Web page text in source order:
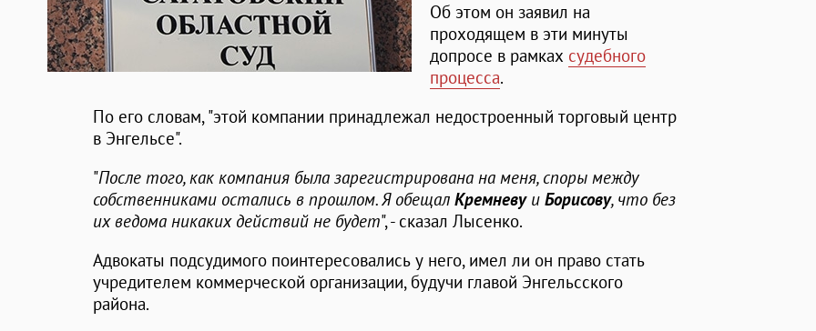
Об этом он заявил на
проходящем в эти минуты
допросе в рамках судебного
процесса.
По его словам, "этой компании принадлежал недостроенный торговый центр
в Энгельсе".
"После того, как компания была зарегистрирована на меня, споры между
собственниками остались в прошлом. Я обещал Кремневуи Борисову, что без
их ведома никаких действий не будет", - сказал Лысенко.
Адвокаты подсудимого поинтересовались у него, имел ли он право стать
учредителем коммерческой организации, будучи главой Энгельсского
района.